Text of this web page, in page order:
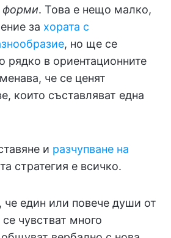
форми. Това е нещо малко,
за хората с
, но ще се
рядко в ориентационните
че се ценят
които съставляват една
и разчупване на
стратегия е всичко.
един или повече души от
чувстват много